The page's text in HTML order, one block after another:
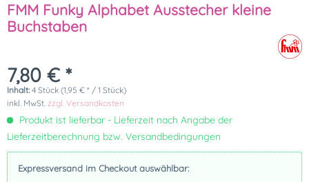
FMM Funky Alphabet Ausstecher kleine
Buchstaben
7,80 € *
Inhalt: 4 Stück (1,95 € * / 1 Stück)
inkl. MwSt. zzgl. Versandkosten
Produkt ist lieferbar - Lieferzeit nach Angabe der
Lieferzeitberechnung bzw. Versandbedingungen
Expressversand im Checkout auswählbar: